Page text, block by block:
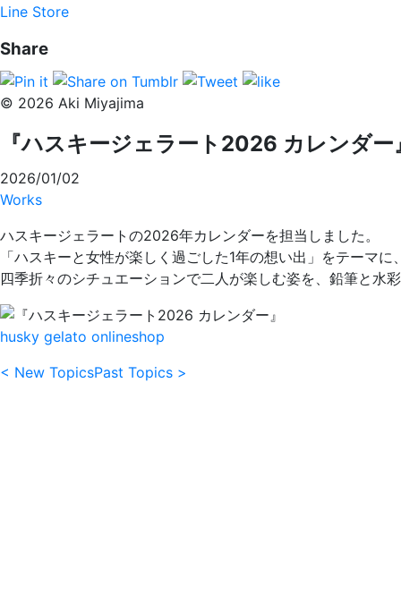
Line Store
Share
© 2026 Aki Miyajima
『ハスキージェラート2026 カレンダー
2026/01/02
Works
ハスキージェラートの2026年カレンダーを担当しました。
「ハスキーと女性が楽しく過ごした1年の想い出」をテーマに
四季折々のシチュエーションで二人が楽しむ姿を、鉛筆と水
husky gelato onlineshop
< New TopicsPast Topics >